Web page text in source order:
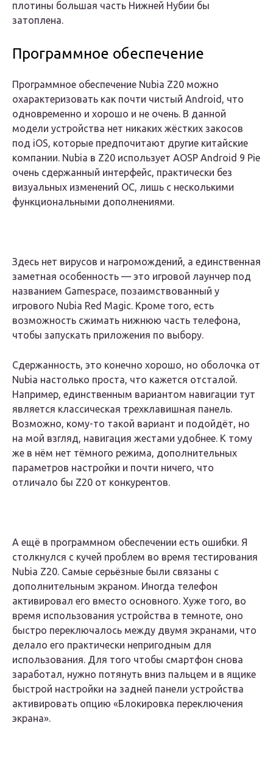
плотины большая часть Нижней Нубии бы
затоплена.
Программное обеспечение
Программное обеспечение Nubia Z20 можно
охарактеризовать как почти чистый Android, что
одновременно и хорошо и не очень. В данной
модели устройства нет никаких жёстких закосов
под iOS, которые предпочитают другие китайские
компании. Nubia в Z20 использует AOSP Android 9 Pie
очень сдержанный интерфейс, практически без
визуальных изменений ОС, лишь с несколькими
функциональными дополнениями.
Здесь нет вирусов и нагромождений, а единственная
заметная особенность — это игровой лаунчер под
названием Gamespace, позаимствованный у
игрового Nubia Red Magic. Кроме того, есть
возможность сжимать нижнюю часть телефона,
чтобы запускать приложения по выбору.
Сдержанность, это конечно хорошо, но оболочка от
Nubia настолько проста, что кажется отсталой.
Например, единственным вариантом навигации тут
является классическая трехклавишная панель.
Возможно, кому-то такой вариант и подойдёт, но
на мой взгляд, навигация жестами удобнее. К тому
же в нём нет тёмного режима, дополнительных
параметров настройки и почти ничего, что
отличало бы Z20 от конкурентов.
А ещё в программном обеспечении есть ошибки. Я
столкнулся с кучей проблем во время тестирования
Nubia Z20. Самые серьёзные были связаны с
дополнительным экраном. Иногда телефон
активировал его вместо основного. Хуже того, во
время использования устройства в темноте, оно
быстро переключалось между двумя экранами, что
делало его практически непригодным для
использования. Для того чтобы смартфон снова
заработал, нужно потянуть вниз пальцем и в ящике
быстрой настройки на задней панели устройства
активировать опцию «Блокировка переключения
экрана».